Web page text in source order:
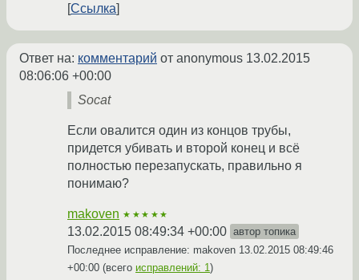
Ссылка
Ответ на: комментарий от anonymous 13.02.2015
08:06:06 +00:00
Socat
Если овалится один из концов трубы,
придется убивать и второй конец и всё
полностью перезапускать, правильно я
понимаю?
makoven ★★★★★
13.02.2015 08:49:34 +00:00 автор топика
Последнее исправление: makoven 13.02.2015 08:49:46
+00:00 (всего исправлений: 1)